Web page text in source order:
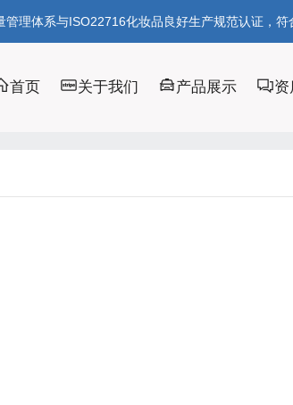
理体系与ISO22716化妆品良好生产规范认证，
首页 关于我们 产品展示 资